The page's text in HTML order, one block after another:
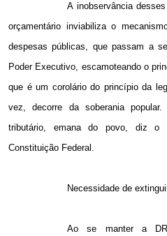
A inobservância
orçamentário inviabiliza o
despesas públicas, que passam a
Poder Executivo, escamoteando o
que é um corolário do princípio da
vez, decorre da soberania
tributário, emana do povo, diz o
Constituição Federal.
Necessidade de
Ao se manter a